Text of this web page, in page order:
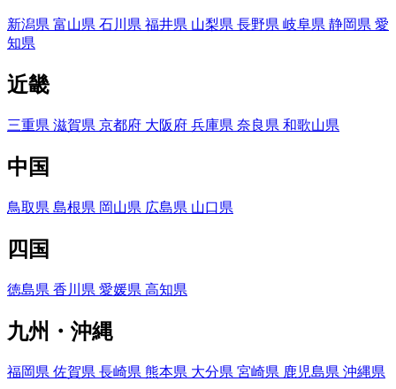
新潟県 富山県 石川県 福井県 山梨県 長野県 岐阜県 静岡県 愛
知県
近畿
三重県 滋賀県 京都府 大阪府 兵庫県 奈良県 和歌山県
中国
鳥取県 島根県 岡山県 広島県 山口県
四国
徳島県 香川県 愛媛県 高知県
九州・沖縄
福岡県 佐賀県 長崎県 熊本県 大分県 宮崎県 鹿児島県 沖縄県